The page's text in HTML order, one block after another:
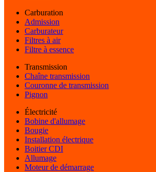
Carburation
Admission
Carburateur
Filtres à air
Filtre à essence
Transmission
Chaîne transmission
Couronne de transmission
Pignon
Électricité
Bobine d'allumage
Bougie
Installation électrique
Boitier CDI
Allumage
Moteur de démarrage